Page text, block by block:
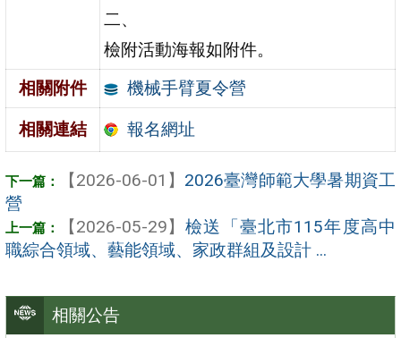
相關公告
二、
檢附活動海報如附件。
相關附件
機械手臂夏令營
相關連結 報名網址
【2026-06-01】 2026臺灣師範大學暑期資工
營
【2026-05-29】 檢送「臺北市115年度高中
職綜合領域、藝能領域、家政群組及設計 ...